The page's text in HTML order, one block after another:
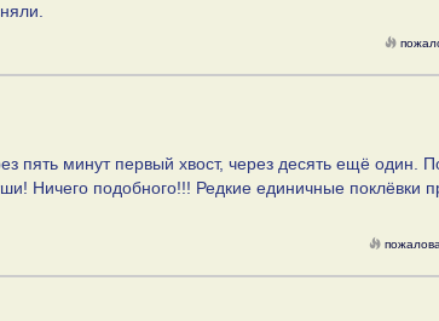
пять минут первый хвост, через десять ещё один.
Ничего подобного!!! Редкие единичные поклёвки